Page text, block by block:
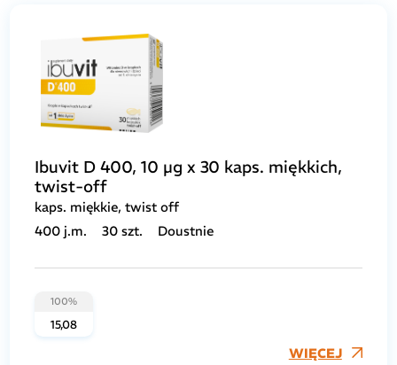
Ibuvit D 400, 10 µg x 30 kaps. miękkich,
twist-off
kaps. miękkie, twist off
400 j.m.
30 szt. Doustnie
100%
15,08
WIĘCEJ